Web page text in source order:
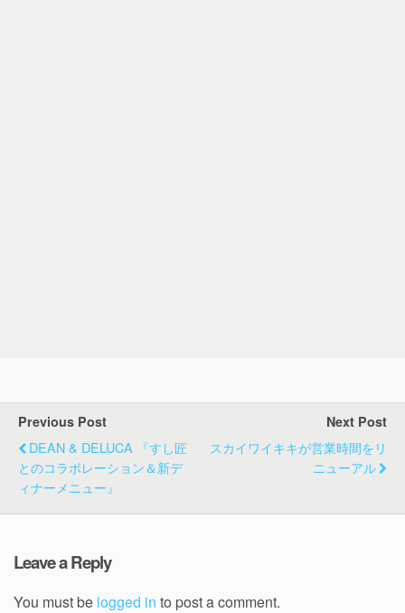
Previous Post
DEAN & DELUCA 『すし匠
とのコラボレーション＆新デ
ィナーメニュー』
Next Post
スカイワイキキが営業時間をリ
ニューアル
Leave a Reply
You must be logged in to post a comment.